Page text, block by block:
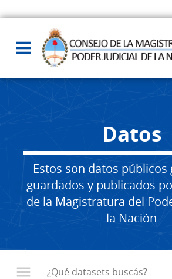
Datos
Estos son datos públicos
guardados y publicados
de la Magistratura del
la Nación